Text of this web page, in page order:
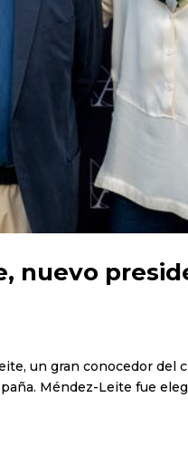
nuevo
un gran conocedor del
Méndez-Leite fue